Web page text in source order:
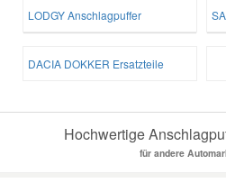
LODGY Anschlagpuffer
DACIA DOKKER Ersatzteile
Hochwertige
für andere